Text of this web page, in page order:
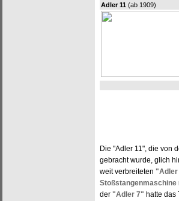
Adler 11 (ab 1909)
Die "Adler 11", die von
gebracht wurde, glich
weit verbreiteten "Adler
Stoßstangenmaschine
der "Adler 7" hatte das